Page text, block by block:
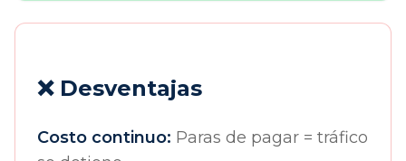
❌ Desventajas
Costo continuo: Paras de pagar = tráfico